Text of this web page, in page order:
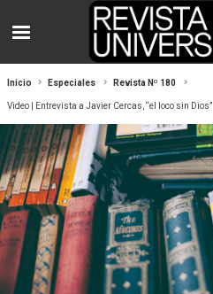
Inicio Especiales Revista Nº 180
Video | Entrevista a Javier Cercas, “el loco sin Dios”